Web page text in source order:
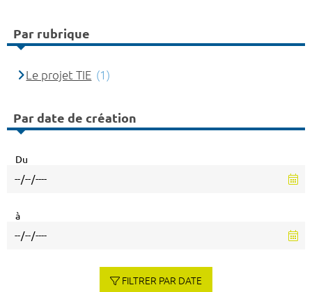
Par rubrique
Le projet TIE (1)
Par date de création
Du
à
FILTRER PAR DATE